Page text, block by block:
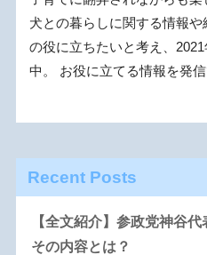
犬との暮らしに関する情報
の役に立ちたいと考え、
中。 お役に立てる情報を発
Recent Posts
【全文紹介】参政党神谷
その内容とは？